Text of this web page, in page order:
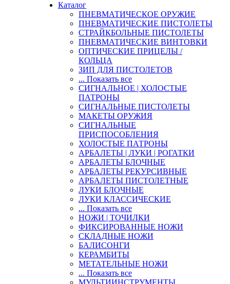
Каталог
ПНЕВМАТИЧЕСКОЕ ОРУЖИЕ
ПНЕВМАТИЧЕСКИЕ ПИСТОЛЕТЫ
СТРАЙКБОЛЬНЫЕ ПИСТОЛЕТЫ
ПНЕВМАТИЧЕСКИЕ ВИНТОВКИ
ОПТИЧЕСКИЕ ПРИЦЕЛЫ /
КОЛЬЦА
ЗИП ДЛЯ ПИСТОЛЕТОВ
... Показать все
СИГНАЛЬНОЕ | ХОЛОСТЫЕ
ПАТРОНЫ
СИГНАЛЬНЫЕ ПИСТОЛЕТЫ
МАКЕТЫ ОРУЖИЯ
СИГНАЛЬНЫЕ
ПРИСПОСОБЛЕНИЯ
ХОЛОСТЫЕ ПАТРОНЫ
АРБАЛЕТЫ | ЛУКИ | РОГАТКИ
АРБАЛЕТЫ БЛОЧНЫЕ
АРБАЛЕТЫ РЕКУРСИВНЫЕ
АРБАЛЕТЫ ПИСТОЛЕТНЫЕ
ЛУКИ БЛОЧНЫЕ
ЛУКИ КЛАССИЧЕСКИЕ
... Показать все
НОЖИ | ТОЧИЛКИ
ФИКСИРОВАННЫЕ НОЖИ
СКЛАДНЫЕ НОЖИ
БАЛИСОНГИ
КЕРАМБИТЫ
МЕТАТЕЛЬНЫЕ НОЖИ
... Показать все
МУЛЬТИИНСТРУМЕНТЫ